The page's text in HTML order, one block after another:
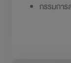
กรรมการ